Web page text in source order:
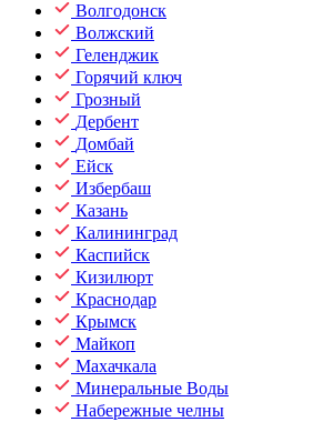
Волгодонск
Волжский
Геленджик
Горячий ключ
Грозный
Дербент
Домбай
Ейск
Избербаш
Казань
Калининград
Каспийск
Кизилюрт
Краснодар
Крымск
Майкоп
Махачкала
Минеральные Воды
Набережные челны